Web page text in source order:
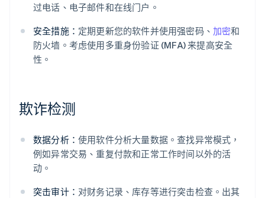
过电话、电子邮件和在线门户。
安全措施： 定期更新您的软件并使用强密码、 加密和
防火墙。考虑使用多重身份验证 (MFA) 来提高安全
性。
欺诈检测
数据分析： 使用软件分析大量数据。查找异常模式，
例如异常交易、重复付款和正常工作时间以外的活
动。
突击审计： 对财务记录、库存等进行突击检查。出其